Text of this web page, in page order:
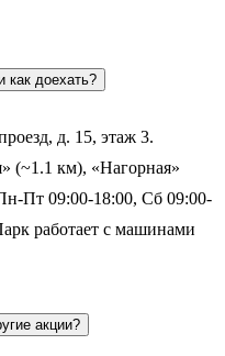
как доехать?
д. 15, этаж 3.
(~1.1 км), «Нагорная»
Пт 09:00-18:00, Сб 09:00-
работает с машинами
акции?